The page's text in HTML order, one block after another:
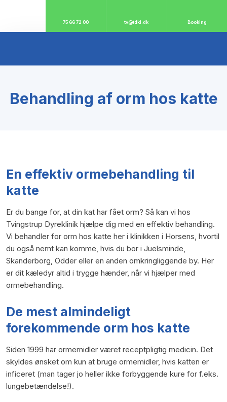
75 66 72 00 tv@tdkl.dk Booking
Behandling af orm hos katte
En effektiv ormebehandling til
katte
Er du bange for, at din kat har fået orm? Så kan vi hos
Tvingstrup Dyreklinik hjælpe dig med en effektiv behandling.
Vi behandler for orm hos katte her i klinikken i Horsens, hvortil
du også nemt kan komme, hvis du bor i Juelsminde,
Skanderborg, Odder eller en anden omkringliggende by. Her
er dit kæledyr altid i trygge hænder, når vi hjælper med
ormebehandling.
De mest almindeligt
forekommende orm hos katte
Siden 1999 har ormemidler været receptpligtig medicin. Det
skyldes ønsket om kun at bruge ormemidler, hvis katten er
inficeret (man tager jo heller ikke forbyggende kure for f.eks.
lungebetændelse!).